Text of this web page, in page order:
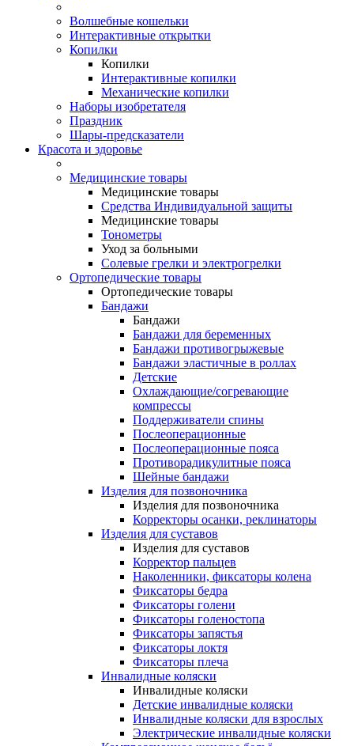
Волшебные кошельки
Интерактивные открытки
Копилки
Копилки
Интерактивные копилки
Механические копилки
Наборы изобретателя
Праздник
Шары-предсказатели
Красота и здоровье
Медицинские товары
Медицинские товары
Средства Индивидуальной защиты
Медицинские товары
Тонометры
Уход за больными
Солевые грелки и электрогрелки
Ортопедические товары
Ортопедические товары
Бандажи
Бандажи
Бандажи для беременных
Бандажи противогрыжевые
Бандажи эластичные в роллах
Детские
Охлаждающие/согревающие
компрессы
Поддерживатели спины
Послеоперационные
Послеоперационные пояса
Противорадикулитные пояса
Шейные бандажи
Изделия для позвоночника
Изделия для позвоночника
Корректоры осанки, реклинаторы
Изделия для суставов
Изделия для суставов
Корректор пальцев
Наколенники, фиксаторы колена
Фиксаторы бедра
Фиксаторы голени
Фиксаторы голеностопа
Фиксаторы запястья
Фиксаторы локтя
Фиксаторы плеча
Инвалидные коляски
Инвалидные коляски
Детские инвалидные коляски
Инвалидные коляски для взрослых
Электрические инвалидные коляски